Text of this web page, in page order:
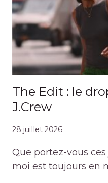
The Edit : le
J.Crew
28 juillet 2026
Que portez-vous
moi est toujours en